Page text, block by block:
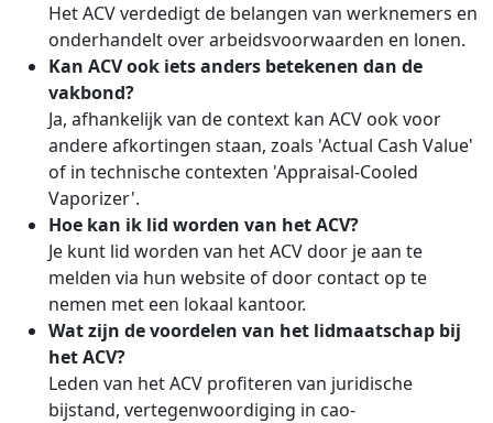
Het ACV verdedigt de belangen van werknemers en
onderhandelt over arbeidsvoorwaarden en lonen.
Kan ACV ook iets anders betekenen dan de
vakbond?
Ja, afhankelijk van de context kan ACV ook voor
andere afkortingen staan, zoals 'Actual Cash Value'
of in technische contexten 'Appraisal-Cooled
Vaporizer'.
Hoe kan ik lid worden van het ACV?
Je kunt lid worden van het ACV door je aan te
melden via hun website of door contact op te
nemen met een lokaal kantoor.
Wat zijn de voordelen van het lidmaatschap bij
het ACV?
Leden van het ACV profiteren van juridische
bijstand, vertegenwoordiging in cao-